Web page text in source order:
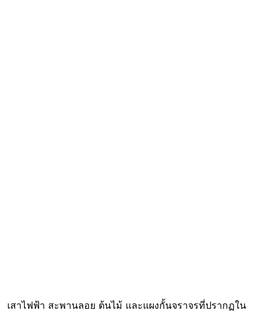
เสาไฟฟ้า สะพานลอย ต้นไม้ และแผงกั้นจราจรที่ปรากฏใน